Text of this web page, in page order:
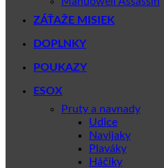
ZÁŤAŽE MISIEK
DOPLNKY
POUKAZY
ESOX
Pruty a navnady
Udice
Navijaky
Plaváky
Háčiky